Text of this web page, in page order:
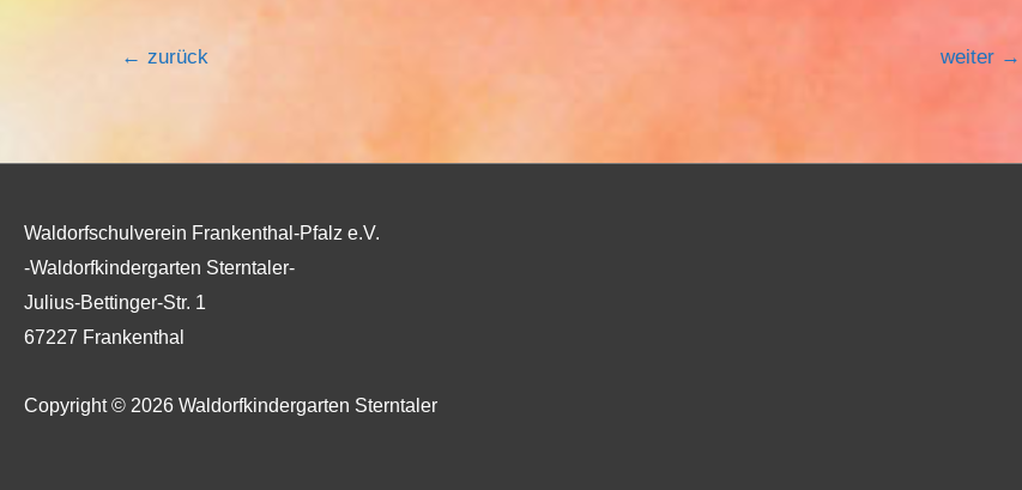
← zurück weiter →
Waldorfschulverein Frankenthal-Pfalz e.V.
-Waldorfkindergarten Sterntaler-
Julius-Bettinger-Str. 1
67227 Frankenthal
Copyright © 2026 Waldorfkindergarten Sterntaler